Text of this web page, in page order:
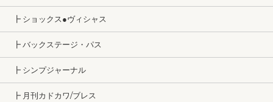
┣ ショックス●ヴィシャス
┣ バックステージ・パス
┣ シンプジャーナル
┣ 月刊カドカワ/ブレス